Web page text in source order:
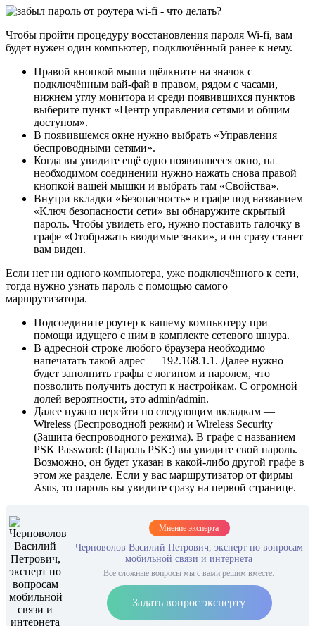
Чтобы пройти процедуру восстановления пароля Wi-fi, вам
будет нужен один компьютер, подключённый ранее к нему.
Правой кнопкой мыши щёлкните на значок с
подключённым вай-фай в правом, рядом с часами,
нижнем углу монитора и среди появившихся пунктов
выберите пункт «Центр управления сетями и общим
доступом».
В появившемся окне нужно выбрать «Управления
беспроводными сетями».
Когда вы увидите ещё одно появившееся окно, на
необходимом соединении нужно нажать снова правой
кнопкой вашей мышки и выбрать там «Свойства».
Внутри вкладки «Безопасность» в графе под названием
«Ключ безопасности сети» вы обнаружите скрытый
пароль. Чтобы увидеть его, нужно поставить галочку в
графе «Отображать вводимые знаки», и он сразу станет
вам виден.
Если нет ни одного компьютера, уже подключённого к сети,
тогда нужно узнать пароль с помощью самого
маршрутизатора.
Подсоедините роутер к вашему компьютеру при
помощи идущего с ним в комплекте сетевого шнура.
В адресной строке любого браузера необходимо
напечатать такой адрес — 192.168.1.1. Далее нужно
будет заполнить графы с логином и паролем, что
позволить получить доступ к настройкам. С огромной
долей вероятности, это admin/admin.
Далее нужно перейти по следующим вкладкам —
Wireless (Беспроводной режим) и Wireless Security
(Защита беспроводного режима). В графе с названием
PSK Password: (Пароль PSK:) вы увидите свой пароль.
Возможно, он будет указан в какой-либо другой графе в
этом же разделе. Если у вас маршрутизатор от фирмы
Asus, то пароль вы увидите сразу на первой странице.
Мнение эксперта
Черноволов Василий Петрович, эксперт по вопросам
мобильной связи и интернета
Все сложные вопросы мы с вами решим вместе.
Задать вопрос эксперту